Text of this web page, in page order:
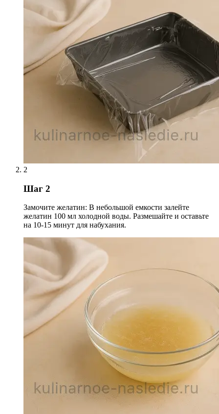
2
Шаг 2
Замочите желатин: В небольшой емкости залейте
желатин 100 мл холодной воды. Размешайте и оставьте
на 10-15 минут для набухания.